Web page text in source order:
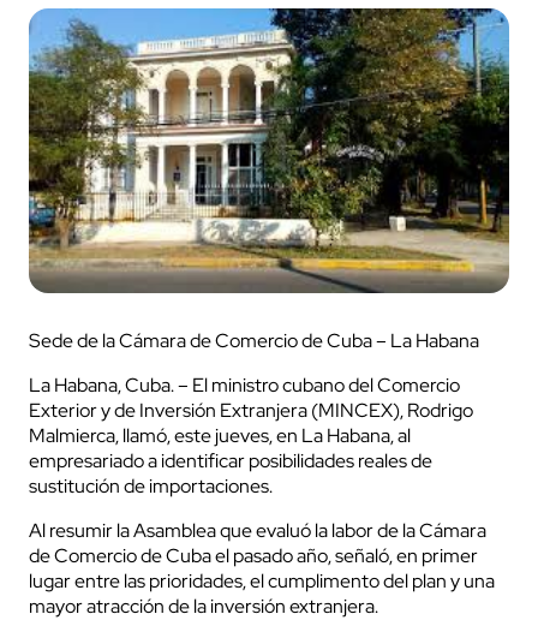
Sede de la Cámara de Comercio de Cuba – La Habana
La Habana, Cuba. – El ministro cubano del Comercio
Exterior y de Inversión Extranjera (MINCEX), Rodrigo
Malmierca, llamó, este jueves, en La Habana, al
empresariado a identificar posibilidades reales de
sustitución de importaciones.
Al resumir la Asamblea que evaluó la labor de la Cámara
de Comercio de Cuba el pasado año, señaló, en primer
lugar entre las prioridades, el cumplimento del plan y una
mayor atracción de la inversión extranjera.